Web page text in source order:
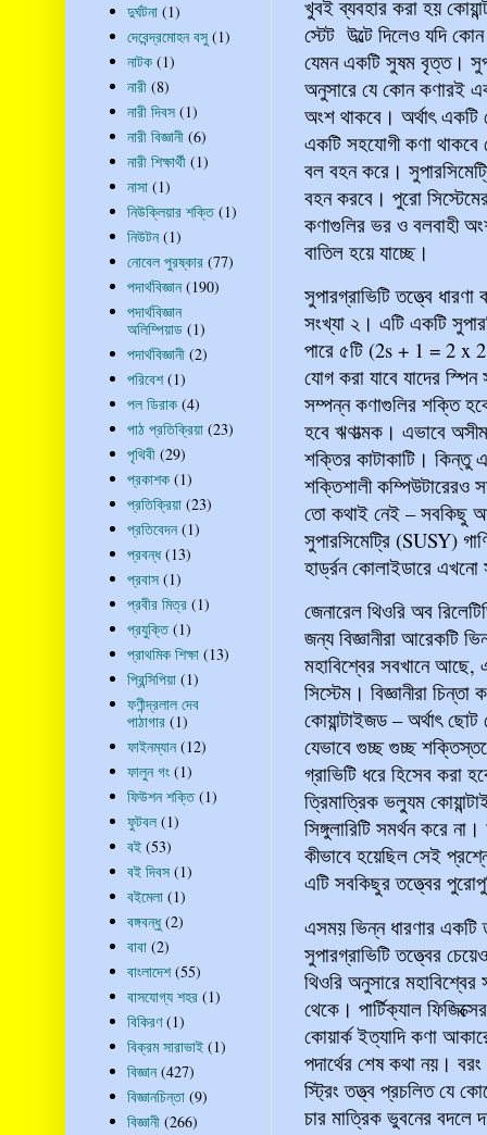
খুবই ব্যবহার করা হয়
স্টেট উল্টে দিলেও যদি
যেমন একটি সুষম বৃত্ত।
অনুসারে যে কোন কণারই
অংশ থাকবে। অর্থাৎ একটি
একটি সহযোগী কণা
বল বহন করে।
বহন করবে। পুরো
কণাগুলির ভর ও বলবাহী
বাতিল হয়ে যাচ্ছে।
সুপারগ্রাভিটি তত্ত্বে
সংখ্যা ২। এটি একটি
পারে ৫টি (2s + 1 = 2 x 2
যোগ করা যাবে যাদের
সম্পন্ন কণাগুলির শক্তি
হবে ঋণাত্মক। এভাবে
শক্তির কাটাকাটি। কিন্তু
শক্তিশালী
তো কথাই নেই – সবকিছু
সুপারসিমেট্রি (SUSY)
হার্ড্রন কোলাইডারে এখনো
জেনারেল থিওরি অব
জন্য বিজ্ঞানীরা আরেকটি
মহাবিশ্বের সবখানে আছে,
সিস্টেম। বিজ্ঞানীরা
কোয়ান্টাইজড – অর্থাৎ ছোট
যেভাবে গুচ্ছ গুচ্ছ
গ্রাভিটি ধরে হিসেব করা
ত্রিমাত্রিক ভল্যুম
সিঙ্গুলারিটি সমর্থন করে
কীভাবে হয়েছিল সেই
এটি সবকিছুর তত্ত্বের
এসময় ভিন্ন ধারণার একটি
সুপারগ্রাভিটি তত্ত্বের
থিওরি অনুসারে
থেকে। পার্টিক্যাল
কোয়ার্ক ইত্যাদি কণা
পদার্থের শেষ কথা নয়।
স্ট্রিং তত্ত্ব প্রচলিত যে
চার মাত্রিক ভুবনের
দুর্ঘটনা (1)
দেবেন্দ্রমোহন বসু (1)
নাটক (1)
নারী (8)
নারী দিবস (1)
নারী বিজ্ঞানী (6)
নারী শিক্ষার্থী (1)
নাসা (1)
নিউক্লিয়ার শক্তি (1)
নিউটন (1)
নোবেল পুরষ্কার (77)
পদার্থবিজ্ঞান (190)
পদার্থবিজ্ঞান
অলিম্পিয়াড (1)
পদার্থবিজ্ঞানী (2)
পরিবেশ (1)
পল ডিরাক (4)
পাঠ প্রতিক্রিয়া (23)
পৃথিবী (29)
প্রকাশক (1)
প্রতিক্রিয়া (23)
প্রতিবেদন (1)
প্রবন্ধ (13)
প্রবাস (1)
প্রবীর মিত্র (1)
প্রযুক্তি (1)
প্রাথমিক শিক্ষা (13)
প্রিন্সিপিয়া (1)
ফণীন্দ্রলাল দেব
পাঠাগার (1)
ফাইনম্যান (12)
ফালুন গং (1)
ফিউশন শক্তি (1)
ফুটবল (1)
বই (53)
বই দিবস (1)
বইমেলা (1)
বঙ্গবন্ধু (2)
বাবা (2)
বাংলাদেশ (55)
বাসযোগ্য শহর (1)
বিকিরণ (1)
বিক্রম সারাভাই (1)
বিজ্ঞান (427)
বিজ্ঞানচিন্তা (9)
বিজ্ঞানী (266)